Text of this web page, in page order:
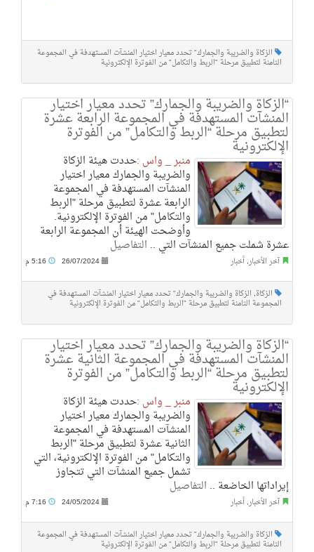
الزكاة والضريبة والجمارك" تحدد معيار اختيار المنشآت المستهدفة في المجموعة
الثامنة لتطبيق مرحلة "الربط والتكامل" من الفوترة الإلكترونية
“الزكاة والضريبة والجمارك” تحدد معيار اختيار
المنشآت المستهدفة في المجموعة الرابعة عشرة
لتطبيق مرحلة “الربط والتكامل” من الفوترة
الإلكترونية
منبر _ واس :​​حددت هيئة الزكاة
والضريبة والجمارك معيار اختيار
المنشآت المستهدفة في المجموعة
الرابعة عشرة لتطبيق مرحلة "الربط
والتكامل" من الفوترة الإلكترونية.
وأوضحت الهيئة أن المجموعة الرابعة
عشرة شملت جميع المنشآت التي .. التفاصيل
آخر الأخبار, أخبار 26/07/2024
الزكاة, الزكاة والضريبة والجمارك" تحدد معيار اختيار المنشآت المستهدفة في
المجموعة الثامنة لتطبيق مرحلة "الربط والتكامل" من الفوترة الإلكترونية
“الزكاة والضريبة والجمارك” تحدد معيار اختيار
المنشآت المستهدفة في المجموعة الثانية عشرة
لتطبيق مرحلة “الربط والتكامل” من الفوترة
الإلكترونية
منبر _ واس :​حددت هيئة الزكاة
والضريبة والجمارك معيار اختيار
المنشآت المستهدفة في المجموعة
الثانية عشرة لتطبيق مرحلة "الربط
والتكامل" من الفوترة الإلكترونية، التي
تشمل جميع المنشآت التي تتجاوز
إيراداتها الخاضعة .. التفاصيل
آخر الأخبار, أخبار 24/05/2024
الزكاة والضريبة والجمارك" تحدد معيار اختيار المنشآت المستهدفة في المجموعة
الثامنة لتطبيق مرحلة "الربط والتكامل" من الفوترة الإلكترونية